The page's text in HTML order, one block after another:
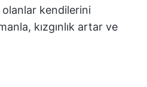
kendilerini
kızgınlık artar ve